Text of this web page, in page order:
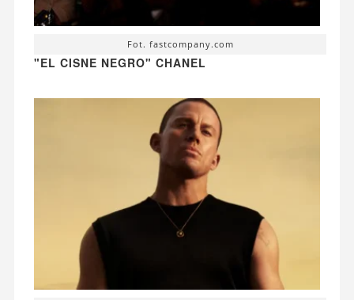
Fot. fastcompany.com
"EL CISNE NEGRO" CHANEL